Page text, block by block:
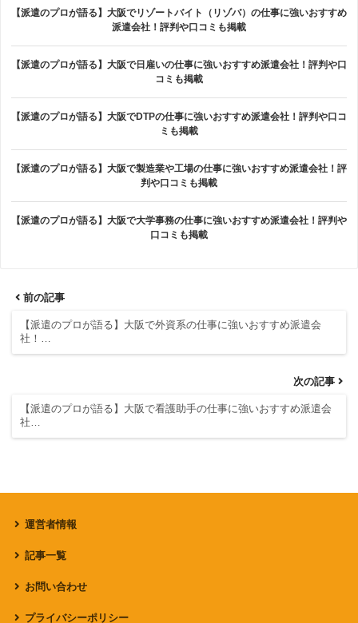
【派遣のプロが語る】大阪でリゾートバイト（リゾバ）の仕事に強いおすすめ
派遣会社！評判や口コミも掲載
【派遣のプロが語る】大阪で日雇いの仕事に強いおすすめ派遣会社！評判や口
コミも掲載
【派遣のプロが語る】大阪でDTPの仕事に強いおすすめ派遣会社！評判や口コ
ミも掲載
【派遣のプロが語る】大阪で製造業や工場の仕事に強いおすすめ派遣会社！評
判や口コミも掲載
【派遣のプロが語る】大阪で大学事務の仕事に強いおすすめ派遣会社！評判や
口コミも掲載
前の記事
【派遣のプロが語る】大阪で外資系の仕事に強いおすすめ派遣会
社！…
次の記事
【派遣のプロが語る】大阪で看護助手の仕事に強いおすすめ派遣会
社…
運営者情報
記事一覧
お問い合わせ
プライバシーポリシー